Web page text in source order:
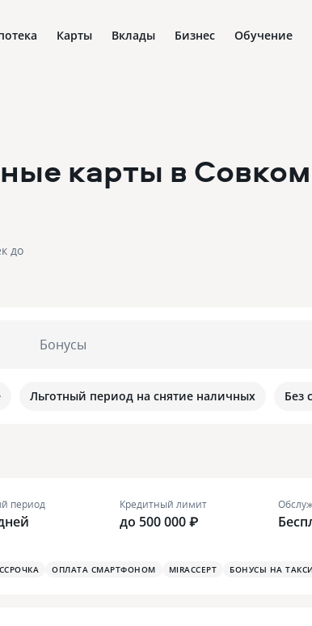
Карты Вклады Бизнес Обучение
карты в
до
Бонусы
Льготный период на снятие наличных Без
период Кредитный лимит
до 500 000 ₽
ОПЛАТА СМАРТФОНОМ MIRACCEPT БОНУСЫ НА ТАКСИ